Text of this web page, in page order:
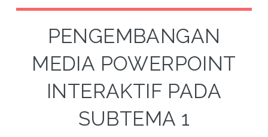
PENGEMBANGAN
MEDIA POWERPOINT
INTERAKTIF PADA
SUBTEMA 1